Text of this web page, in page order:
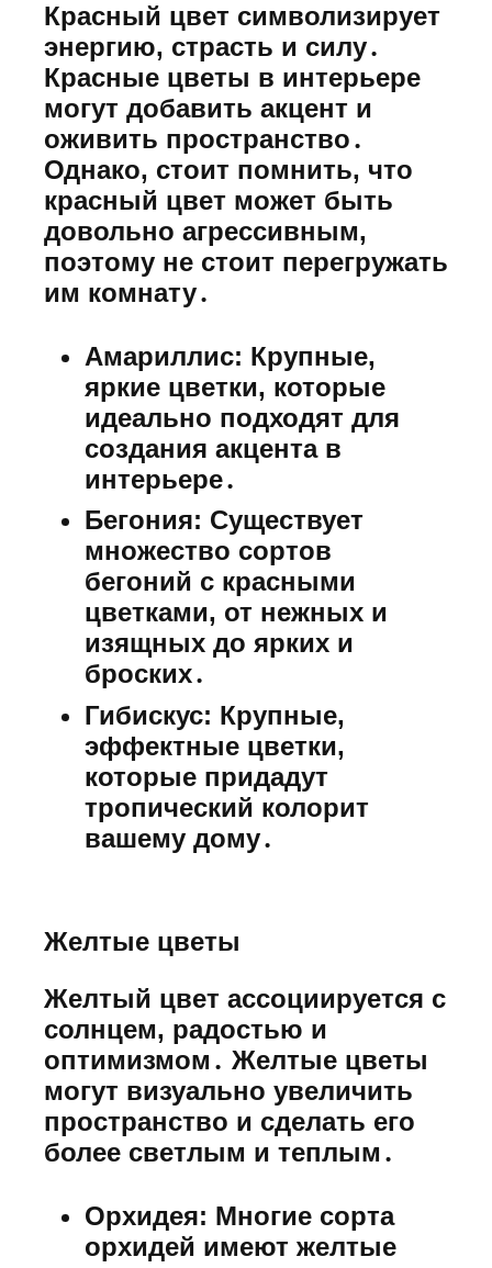
Красный цвет символизирует
энергию, страсть и силу․
Красные цветы в интерьере
могут добавить акцент и
оживить пространство․
Однако, стоит помнить, что
красный цвет может быть
довольно агрессивным,
поэтому не стоит перегружать
им комнату․
Амариллис: Крупные,
яркие цветки, которые
идеально подходят для
создания акцента в
интерьере․
Бегония: Существует
множество сортов
бегоний с красными
цветками, от нежных и
изящных до ярких и
броских․
Гибискус: Крупные,
эффектные цветки,
которые придадут
тропический колорит
вашему дому․
Желтые цветы
Желтый цвет ассоциируется с
солнцем, радостью и
оптимизмом․ Желтые цветы
могут визуально увеличить
пространство и сделать его
более светлым и теплым․
Орхидея: Многие сорта
орхидей имеют желтые